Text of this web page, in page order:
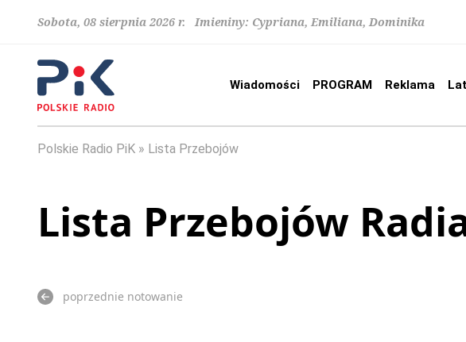
Sobota, 08 sierpnia 2026 r. Imieniny: Cypriana, Emiliana, Dominika
Wiadomości PROGRAM Reklama
Polskie Radio PiK Lista Przebojów
Lista Przebojów
poprzednie notowanie